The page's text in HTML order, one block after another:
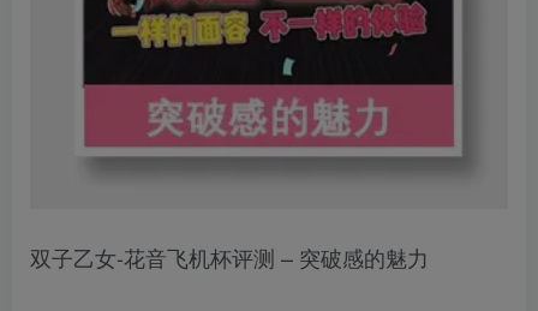
双子乙女-花音飞机杯评测 – 突破感的魅力